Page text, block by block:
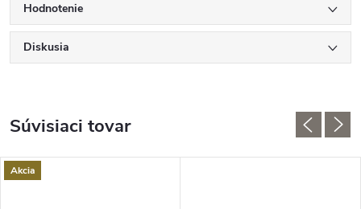
Hodnotenie
Diskusia
Súvisiaci tovar
Akcia